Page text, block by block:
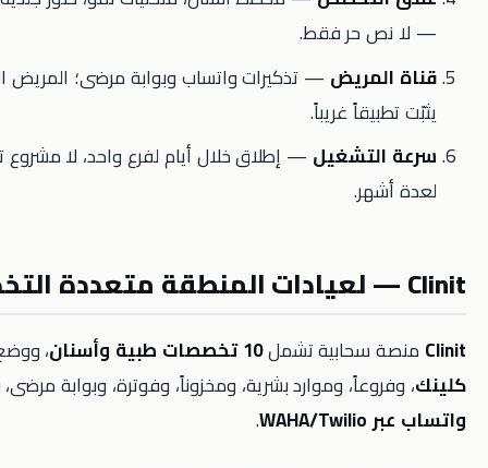
حر فقط.
— تذكيرات واتساب وبوابة مرضى؛ المريض الهاتفي لن
غريباً.
— إطلاق خلال أيام لفرع واحد، لا مشروع تكنولوجيا
سحابية تشمل10 تخصصات طبية وأسنان ، ووضعبولي
وموارد بشرية، ومخزوناً، وفوترة، وبوابة مرضى، ورسائل
.